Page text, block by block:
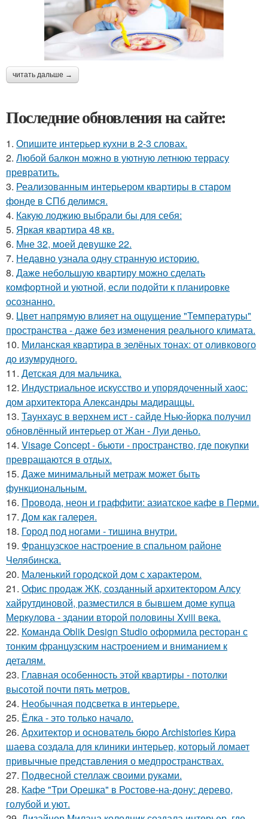
читать дальше →
Последние обновления на сайте:
1. Опишите интерьер кухни в 2-3 словах.
2. Любой балкон можно в уютную летнюю террасу
превратить.
3. Реализованным интерьером квартиры в старом
фонде в СПб делимся.
4. Какую лоджию выбрали бы для себя:
5. Яркая квартира 48 кв.
6. Мне 32, моей девушке 22.
7. Недавно узнала одну странную историю.
8. Даже небольшую квартиру можно сделать
комфортной и уютной, если подойти к планировке
осознанно.
9. Цвет напрямую влияет на ощущение "Температуры"
пространства - даже без изменения реального климата.
10. Миланская квартира в зелёных тонах: от оливкового
до изумрудного.
11. Детская для мальчика.
12. Индустриальное искусство и упорядоченный хаос:
дом архитектора Александры мадираццы.
13. Таунхаус в верхнем ист - сайде Нью-йорка получил
обновлённый интерьер от Жан - Луи деньо.
14. Visage Concept - бьюти - пространство, где покупки
превращаются в отдых.
15. Даже минимальный метраж может быть
функциональным.
16. Провода, неон и граффити: азиатское кафе в Перми.
17. Дом как галерея.
18. Город под ногами - тишина внутри.
19. Французское настроение в спальном районе
Челябинска.
20. Маленький городской дом с характером.
21. Офис продаж ЖК, созданный архитектором Алсу
хайрутдиновой, разместился в бывшем доме купца
Меркулова - здании второй половины Xviii века.
22. Команда Oblik Design Studio оформила ресторан с
тонким французским настроением и вниманием к
деталям.
23. Главная особенность этой квартиры - потолки
высотой почти пять метров.
24. Необычная подсветка в интерьере.
25. Ёлка - это только начало.
26. Архитектор и основатель бюро Archistories Кира
шаева создала для клиники интерьер, который ломает
привычные представления о медпространствах.
27. Подвесной стеллаж своими руками.
28. Кафе "Три Орешка" в Ростове-на-дону: дерево,
голубой и уют.